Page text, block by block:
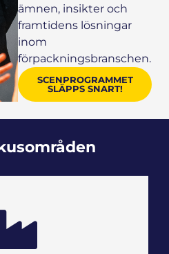
ämnen, insikter och
framtidens lösningar
inom
förpackningsbranschen.
SCENPROGRAMMET
SLÄPPS SNART!